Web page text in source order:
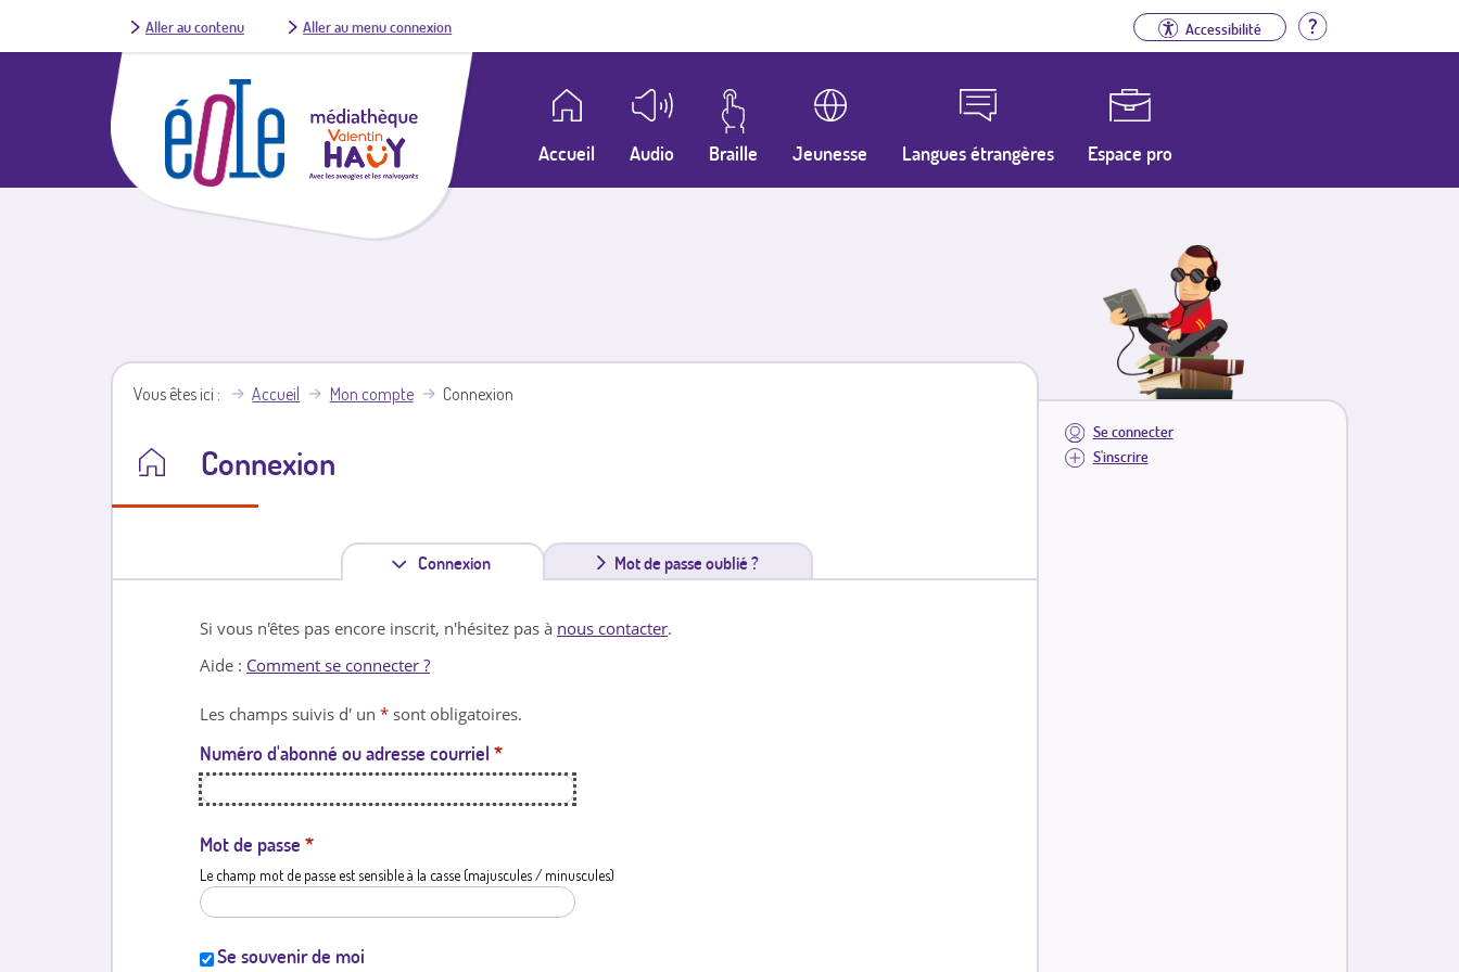
Aller au contenu Aller au menu connexion Accessibilité Aide
Accueil Audio Braille Jeunesse Langues étrangères Espace pro
Se connecter
S'inscrire
Vous êtes ici Accueil Mon compte Connexion
Connexion
Connexion
n
l
e
Mot de passe oublié ?
Si vous n'êtes pas encore inscrit, n'hésitez pas à nous contacter.
Aide : Comment se connecter ?
Les champs suivis d' un * sont obligatoires.
Numéro d'abonné ou adresse courriel *
Mot de passe *
Le champ mot de passe est sensible à la casse (majuscules / minuscules)
Se souvenir de moi